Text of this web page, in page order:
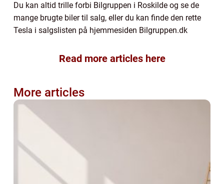
Du kan altid trille forbi Bilgruppen i Roskilde og se de
mange brugte biler til salg, eller du kan finde den rette
Tesla i salgslisten på hjemmesiden Bilgruppen.dk
Read more articles here
More articles